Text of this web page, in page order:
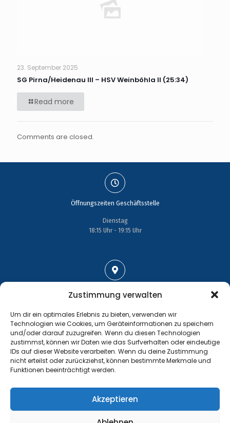
Zustimmung verwalten
Um dir ein optimales Erlebnis zu bieten, verwenden wir
Technologien wie Cookies, um Geräteinformationen zu speichern
und/oder darauf zuzugreifen. Wenn du diesen Technologien
zustimmst, können wir Daten wie das Surfverhalten oder eindeutige
IDs auf dieser Website verarbeiten. Wenn du deine Zustimmung
nicht erteilst oder zurückziehst, können bestimmte Merkmale und
Funktionen beeinträchtigt werden.
Akzeptieren
23. September 2025
SG Pirna/Heidenau III – HSV Weinböhla II (25:34)
Read more
Comments are closed.
Öffnungszeiten Geschäftsstelle
Dienstag
18:15 Uhr - 19:15 Uhr
Großenhainer Straße 17
01689 Wein­böhla
Kontakt
Tel.: +49 35243 477267
info@handball-weinboehla.de